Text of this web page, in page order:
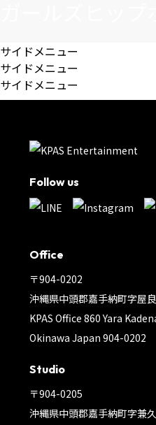
サイドメニュー
サイドメニュー
サイドメニュー
Follow us
Office
〒904-0202
沖縄県中頭郡嘉手納町字屋
KPAS Office 860 Yara
Okinawa Japan 904-0202
Studio
〒904-0205
沖縄県中頭郡嘉手納町字兼